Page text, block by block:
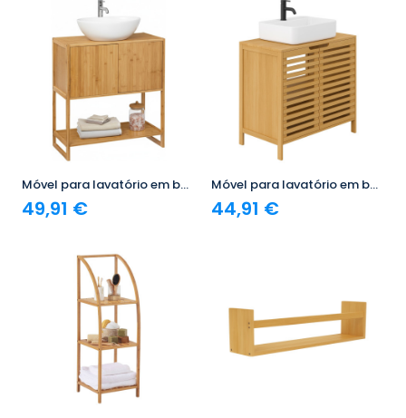
Móvel para lavatório em bambu com 3 níveis Canoply 80x33.5x69.5cm 7house
49,91 €
Móvel para lavatório em bambu com 2 níveis Canoply 59.1x28x60.5cm 7house
44,91 €